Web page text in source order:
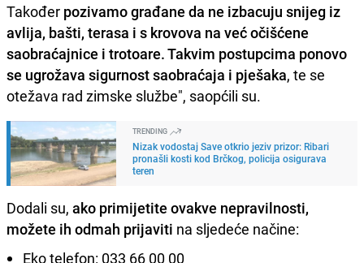
Također pozivamo građane da ne izbacuju snijeg iz
avlija, bašti, terasa i s krovova na već očišćene
saobraćajnice i trotoare. Takvim postupcima ponovo
se ugrožava sigurnost saobraćaja i pješaka, te se
otežava rad zimske službe", saopćili su.
TRENDING
Nizak vodostaj Save otkrio jeziv prizor: Ribari
pronašli kosti kod Brčkog, policija osigurava
teren
Dodali su, ako primijetite ovakve nepravilnosti,
možete ih odmah prijaviti na sljedeće načine:
Eko telefon: 033 66 00 00